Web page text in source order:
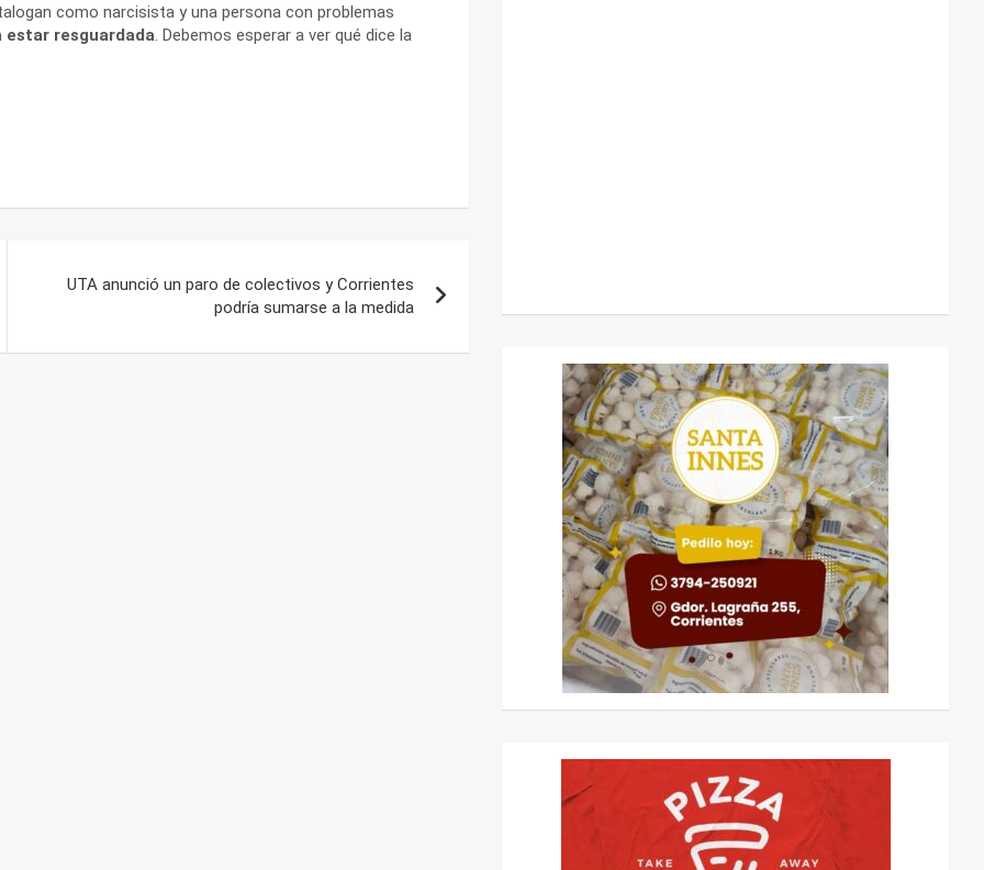
como narcisista y una persona con problemas
estar resguardada. Debemos esperar a ver qué dice la
UTA anunció un paro de colectivos y Corrientes
podría sumarse a la medida